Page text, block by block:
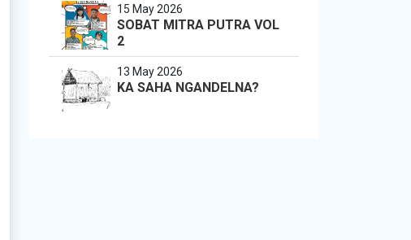
15 May 2026
SOBAT MITRA PUTRA VOL
2
13 May 2026
KA SAHA NGANDELNA?